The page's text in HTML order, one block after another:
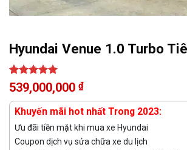
Hyundai Venue 1.0 Turbo
5.00trên 5
dựa trên
1
đánh giá
539,000,000 ₫
Khuyến mãi hot nhất Trong 2023:
Ưu đãi tiền mặt khi mua xe Hyundai
Coupon dịch vụ sửa chữa xe du lịch